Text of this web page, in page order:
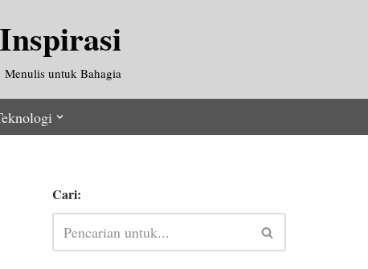
Menulis untuk Bahagia
Cari: